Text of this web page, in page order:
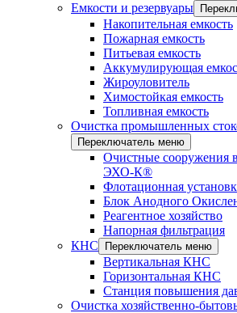
Емкости и резервуары
Накопительная емкость
Пожарная емкость
Питьевая емкость
Аккумулирующая
Жироуловитель
Химостойкая емкость
Топливная емкость
Очистка промышленных
Переключатель меню
Очистные сооружения
ЭХО-К®
Флотационная
Блок Анодного
Реагентное хозяйство
Напорная фильтрация
КНС
Переключатель меню
Вертикальная КНС
Горизонтальная КНС
Станция повышения
Очистка хозяйственно-